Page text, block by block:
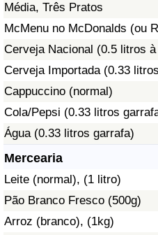
Média, Três Pratos
McMenu no McDonalds (ou
Cerveja Nacional (0.5 litros
Cerveja Importada (0.33
Cappuccino (normal)
Cola/Pepsi (0.33 litros
Água (0.33 litros garrafa)
Mercearia
Leite (normal), (1 litro)
Pão Branco Fresco (500g)
Arroz (branco), (1kg)
Indicador de Custo de Vida
em Aqaba
Indicador de Preços de
Índice de qualidade de vida
Crime
Taxa do Indicador de Crime
Indicador de Crime
Índice de criminalidade por
Indicador de Saúde (Atual)